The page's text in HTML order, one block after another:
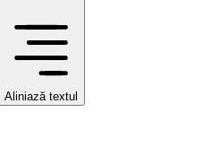
Aliniază textul